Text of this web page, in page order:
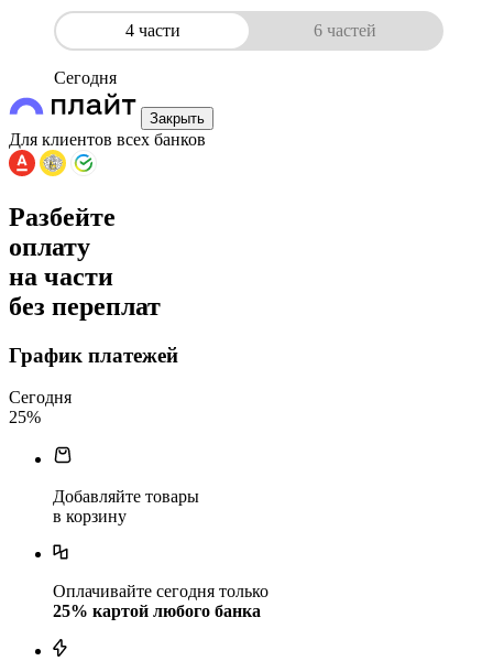
4 части 6 частей
Сегодня
Закрыть
Для клиентов всех банков
Разбейте
оплату
на части
без переплат
График платежей
Сегодня
25%
Добавляйте товары
в корзину
Оплачивайте сегодня только
25% картой любого банка